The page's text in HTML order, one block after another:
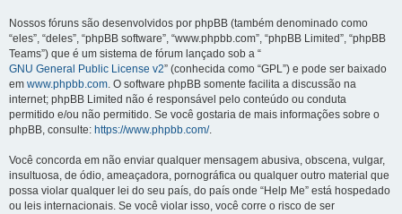
Nossos fóruns são desenvolvidos por phpBB (também denominado como
“eles”, “deles”, “phpBB software”, “www.phpbb.com”, “phpBB Limited”, “phpBB
Teams”) que é um sistema de fórum lançado sob a “
GNU General Public License v2” (conhecida como “GPL”) e pode ser baixado
em www.phpbb.com. O software phpBB somente facilita a discussão na
internet; phpBB Limited não é responsável pelo conteúdo ou conduta
permitido e/ou não permitido. Se você gostaria de mais informações sobre o
phpBB, consulte: https://www.phpbb.com/.
Você concorda em não enviar qualquer mensagem abusiva, obscena, vulgar,
insultuosa, de ódio, ameaçadora, pornográfica ou qualquer outro material que
possa violar qualquer lei do seu país, do país onde “Help Me” está hospedado
ou leis internacionais. Se você violar isso, você corre o risco de ser